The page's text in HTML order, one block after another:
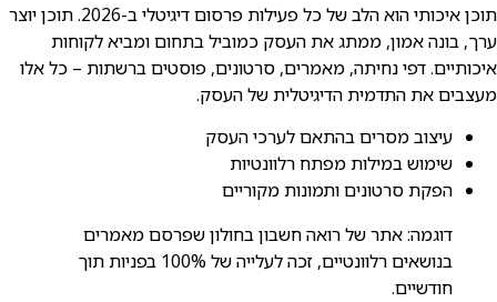
תוכן איכותי הוא הלב של כל פעילות פרסום דיגיטלי ב-2026. תוכן יוצר
ערך, בונה אמון, ממתג את העסק כמוביל בתחום ומביא לקוחות
איכותיים. דפי נחיתה, מאמרים, סרטונים, פוסטים ברשתות – כל אלו
מעצבים את התדמית הדיגיטלית של העסק.
עיצוב מסרים בהתאם לערכי העסק
שימוש במילות מפתח רלוונטיות
הפקת סרטונים ותמונות מקוריים
דוגמה: אתר של רואה חשבון בחולון שפרסם מאמרים
בנושאים רלוונטיים, זכה לעלייה של 100% בפניות תוך
חודשיים.